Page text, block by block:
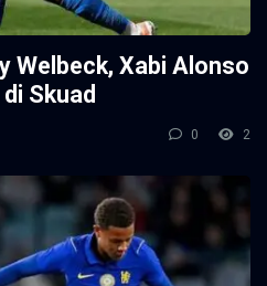
Welbeck, Xabi Alonso
Skuad
0 2